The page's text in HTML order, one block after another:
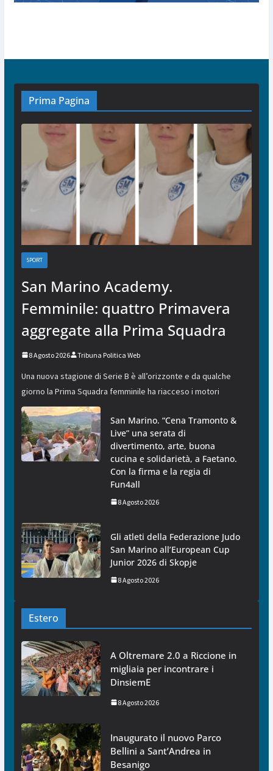
Prima Pagina
SPORT
San Marino Academy.
Femminile: quattro Primavera
aggregate alla Prima Squadra
8 Agosto 2026 Tribuna Politica Web
Una nuova stagione di Serie B è all’orizzonte e da qualche
giorno la Prima Squadra femminile ha riacceso i motori
San Marino. “Cena Tramonto &
Live” una serata di
divertimento, arte, buona
cucina e solidarietà, a Faetano.
Con la firma e la regia di
Fun4all
8 Agosto 2026
Gli atleti della Federazione Judo
San Marino all’European Cup
Junior 2026 di Skopje
8 Agosto 2026
Estero
A Oltremare 2.0 a Riccione in
migliaia per incontrare i
DinsiemE
8 Agosto 2026
Inaugurato il nuovo Parco
Bellini a Sant’Andrea in
Besanigo